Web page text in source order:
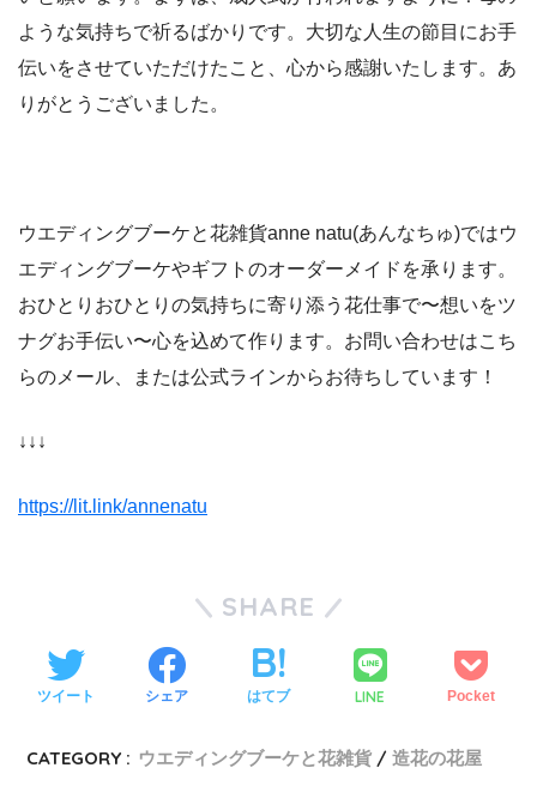
ような気持ちで祈るばかりです。大切な人生の節目にお手
伝いをさせていただけたこと、心から感謝いたします。あ
りがとうございました。
ウエディングブーケと花雑貨anne natu(あんなちゅ)ではウ
エディングブーケやギフトのオーダーメイドを承ります。
おひとりおひとりの気持ちに寄り添う花仕事で〜想いをツ
ナグお手伝い〜心を込めて作ります。お問い合わせはこち
らのメール、または公式ラインからお待ちしています！
↓↓↓
https://lit.link/annenatu
SHARE
ツイート シェア はてブ LINE Pocket
CATEGORY : ウエディングブーケと花雑貨
造花の花屋